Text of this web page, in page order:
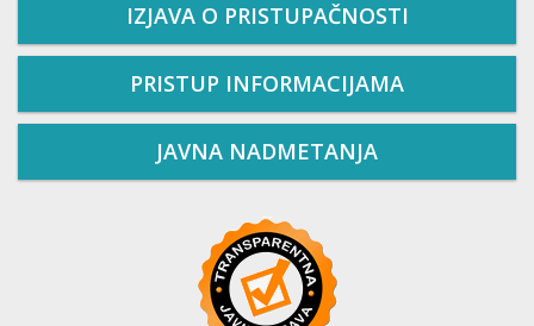
IZJAVA O PRISTUPAČNOSTI
PRISTUP INFORMACIJAMA
JAVNA NADMETANJA